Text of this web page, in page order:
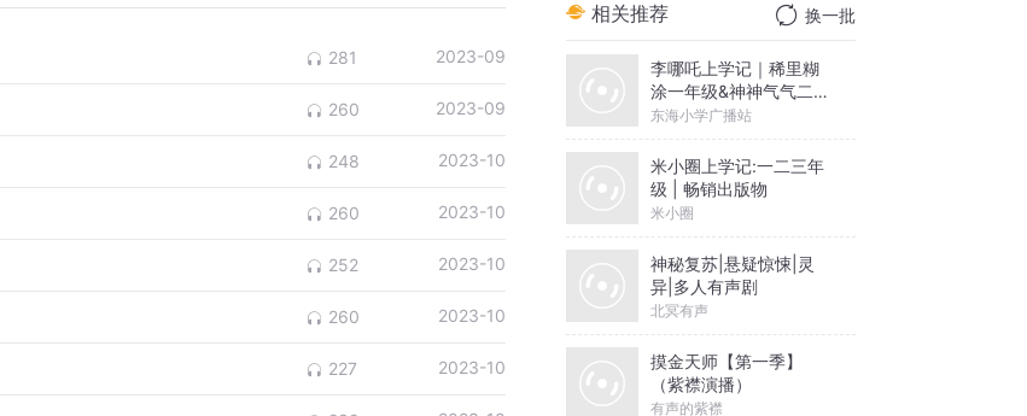
281 2023-09
260 2023-09
248 2023-10
260 2023-10
252 2023-10
260 2023-10
227 2023-10
相关推荐 换一批
李哪吒上学记｜稀里糊
涂一年级&神神气气二年
级
东海小学广播站
米小圈上学记:一二三年
级 | 畅销出版物
米小圈
神秘复苏|悬疑惊悚|灵
异|多人有声剧
北冥有声
摸金天师【第一季】
（紫襟演播）
有声的紫襟